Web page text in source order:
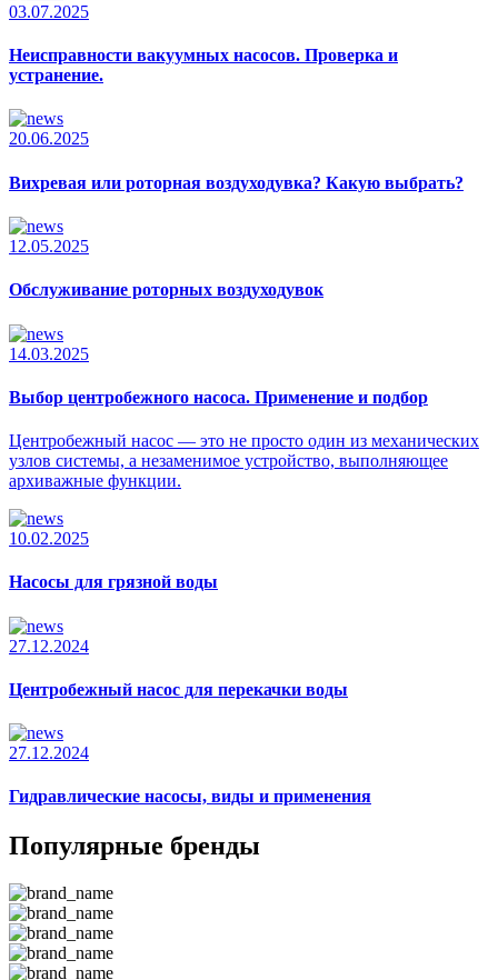
03.07.2025
Неисправности вакуумных насосов. Проверка и
устранение.
20.06.2025
Вихревая или роторная воздуходувка? Какую выбрать?
12.05.2025
Обслуживание роторных воздуходувок
14.03.2025
Выбор центробежного насоса. Применение и подбор
Центробежный насос — это не просто один из механических
узлов системы, а незаменимое устройство, выполняющее
архиважные функции.
10.02.2025
Насосы для грязной воды
27.12.2024
Центробежный насос для перекачки воды
27.12.2024
Гидравлические насосы, виды и применения
Популярные бренды